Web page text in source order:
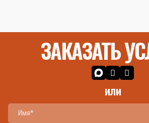
ЗАКАЗАТЬ
или